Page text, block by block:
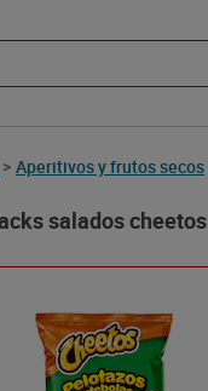
> Aperitivos y frutos secos
salados cheetos